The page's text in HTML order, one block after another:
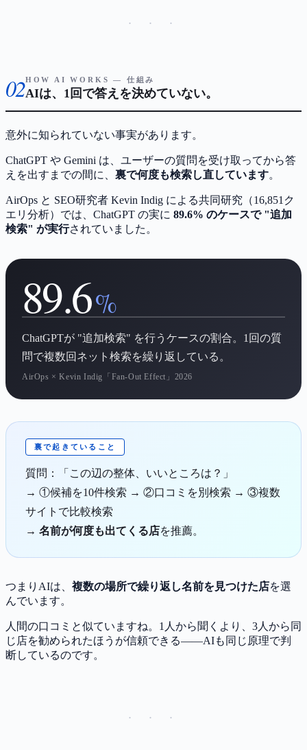
· · ·
02HOW AI WORKS — 仕組み
AIは、1回で答えを決めていない。
意外に知られていない事実があります。
ChatGPT や Gemini は、ユーザーの質問を受け取ってから答
えを出すまでの間に、 裏で何度も検索し直しています。
AirOps と SEO研究者 Kevin Indig による共同研究（16,851ク
エリ分析）では、ChatGPT の実に 89.6% のケースで "追加
検索" が実行されていました。
89.6%
ChatGPTが "追加検索" を行うケースの割合。1回の質
問で複数回ネット検索を繰り返している。
AirOps × Kevin Indig「Fan-Out Effect」2026
裏で起きていること
質問：「この辺の整体、いいところは？」
→ ①候補を10件検索 → ②口コミを別検索 → ③複数
サイトで比較検索
→ 名前が何度も出てくる店を推薦。
つまりAIは、 複数の場所で繰り返し名前を見つけた店を選
んでいます。
人間の口コミと似ていますね。1人から聞くより、3人から同
じ店を勧められたほうが信頼できる——AIも同じ原理で判
断しているのです。
· · ·